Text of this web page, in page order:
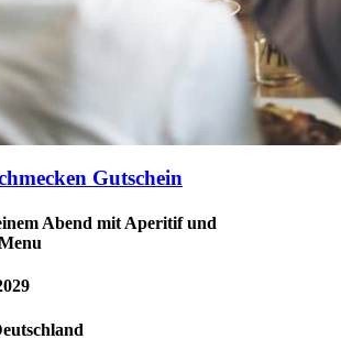
Gutschein
Abend mit Aperitif und